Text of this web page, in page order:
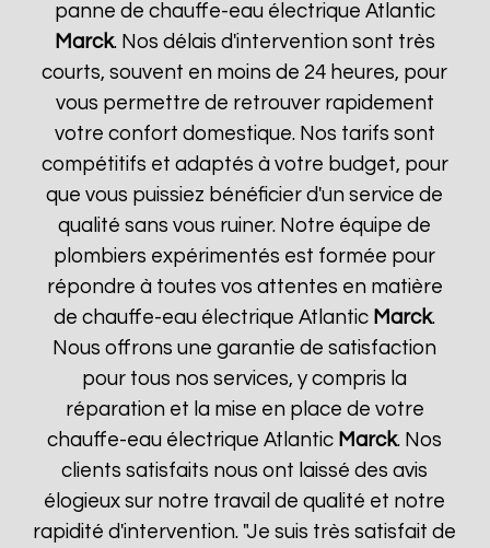
panne de chauffe-eau électrique Atlantic
Marck. Nos délais d'intervention sont très
courts, souvent en moins de 24 heures, pour
vous permettre de retrouver rapidement
votre confort domestique. Nos tarifs sont
compétitifs et adaptés à votre budget, pour
que vous puissiez bénéficier d'un service de
qualité sans vous ruiner. Notre équipe de
plombiers expérimentés est formée pour
répondre à toutes vos attentes en matière
de chauffe-eau électrique Atlantic Marck.
Nous offrons une garantie de satisfaction
pour tous nos services, y compris la
réparation et la mise en place de votre
chauffe-eau électrique Atlantic Marck. Nos
clients satisfaits nous ont laissé des avis
élogieux sur notre travail de qualité et notre
rapidité d'intervention. "Je suis très satisfait de